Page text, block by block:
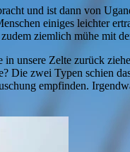
und ist dann von
einiges leichter
ziemlich mühe mit
unsere Zelte zurück
zwei Typen schien
empfinden.